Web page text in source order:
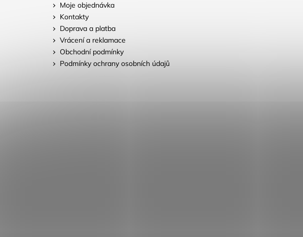
Moje objednávka
Kontakty
Doprava a platba
Vrácení a reklamace
Obchodní podmínky
Podmínky ochrany osobních údajů